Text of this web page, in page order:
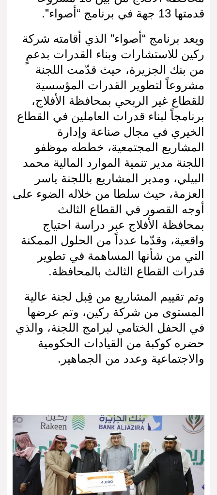
قدمتها 13 جهة في برنامج “أصواء”.
ويعد برنامج “أصواء” الذي أقامته شركة
ركين للاستشارات وبناء القدرات بدعمٍ
من بنك الجزيرة، حيث قدّمت اللجنة
مشروعاً لتطوير القدرات المؤسسية
للقطاع غير الربحي بمحافظة الأفلاج،
برنامجاً لبناء قدرات العاملين في القطاع
الخيري في مجال صناعة وإدارة
المشاريع المجتمعية، خططه موظفو
اللجنة مدير تنمية الموارد المالية محمد
البيلي، ومدير المشاريع باللجنة ياسر
العزمة، حيث سلطا من خلاله الضوء على
أوجه القصور في القطاع الثالث
بمحافظة الأفلاج عبر دراسة احتياج
واقعية، وقدّما عدداً من الحلول الممكنة
التي من شأنها المساهمة في تطوير
قدرات القطاع الثالث بالمحافظة.
وتم تقييم المشاريع من قِبل لجنة عالية
المستوى من شركة ركين، وتم عرضها
في الحفل الختامي لبرامج اللجنة، والذي
حضره كوكبة من القيادات الحكومية
والاجتماعية وعدد من الجماهير.